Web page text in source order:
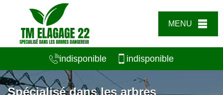
MENU
indisponible indisponible
Spécialisé dans les arbres